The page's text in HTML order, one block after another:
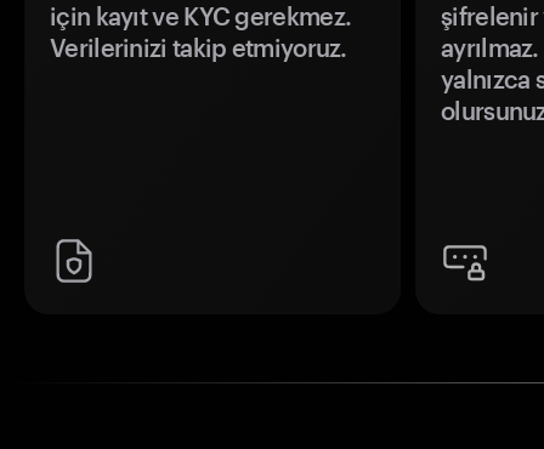
için kayıt ve KYC gerekmez.
Verilerinizi takip etmiyoruz.
şifrelenir
yalnızca